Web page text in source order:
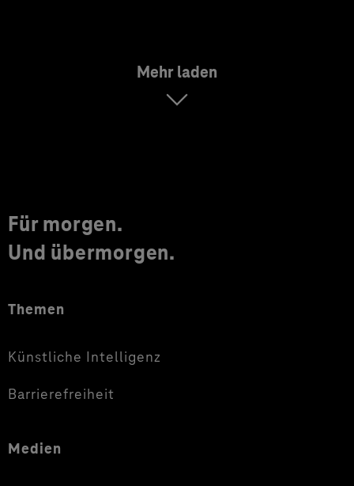
Mehr laden
Für morgen.
Und übermorgen.
Themen
Künstliche Intelligenz
Barrierefreiheit
Medien